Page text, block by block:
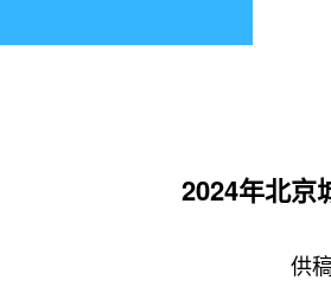
2024年北
供